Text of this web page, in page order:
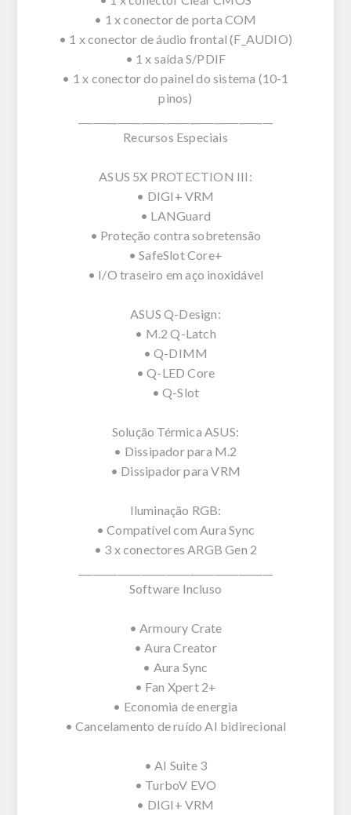
• 1 x conector de porta COM
• 1 x conector de áudio frontal (F_AUDIO)
• 1 x saída S/PDIF
• 1 x conector do painel do sistema (10-1
pinos)
Recursos Especiais
ASUS 5X PROTECTION III:
• DIGI+ VRM
• LANGuard
• Proteção contra sobretensão
• SafeSlot Core+
• I/O traseiro em aço inoxidável
ASUS Q-Design:
• M.2 Q-Latch
• Q-DIMM
• Q-LED Core
• Q-Slot
Solução Térmica ASUS:
• Dissipador para M.2
• Dissipador para VRM
Iluminação RGB:
• Compatível com Aura Sync
• 3 x conectores ARGB Gen 2
Software Incluso
• Armoury Crate
• Aura Creator
• Aura Sync
• Fan Xpert 2+
• Economia de energia
• Cancelamento de ruído AI bidirecional
• AI Suite 3
• TurboV EVO
• DIGI+ VRM